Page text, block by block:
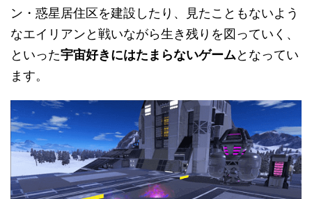
ン・惑星居住区を建設したり、見たこともないよう
なエイリアンと戦いながら生き残りを図っていく、
といった宇宙好きにはたまらないゲームとなってい
ます。